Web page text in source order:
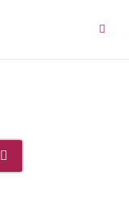
SEARCH